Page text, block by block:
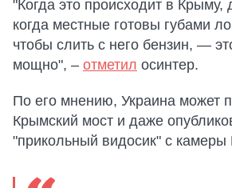
"Когда это происходит в Крыму,
когда местные готовы губами
чтобы слить с него бензин, —
мощно", – отметил осинтер.
По его мнению, Украина может
Крымский мост и даже
"прикольный видосик" с камеры